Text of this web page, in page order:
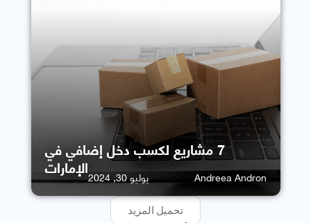
7 مشاريع لكسب دخل إضافي في
الإمارات Andreea Andron يوليو 30, 2024
تحميل المزيد